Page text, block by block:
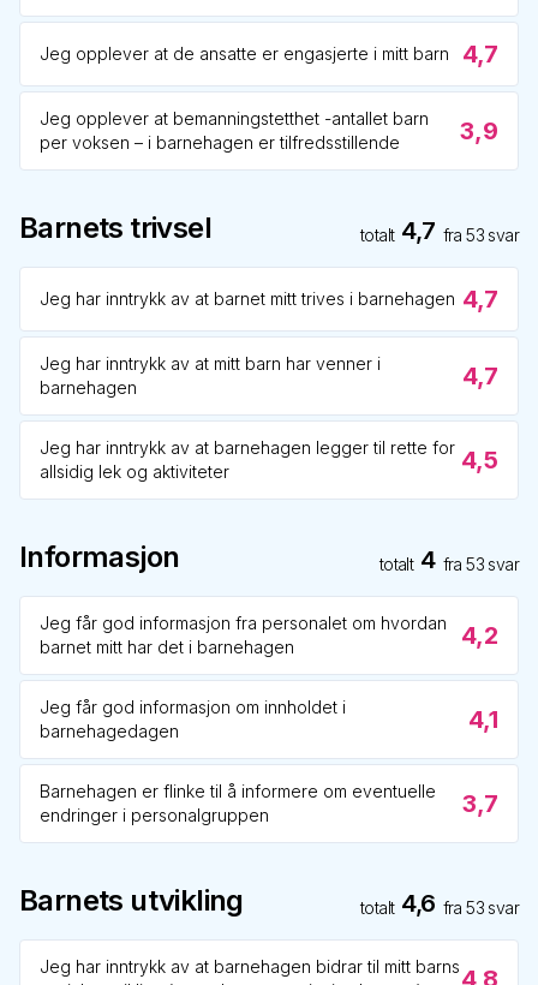
Jeg opplever at de ansatte er engasjerte i mitt barn 4,7
Jeg opplever at bemanningstetthet -antallet barn
per voksen – i barnehagen er tilfredsstillende
3,9
Barnets trivsel totalt 4,7 fra53 svar
Jeg har inntrykk av at barnet mitt trives i barnehagen 4,7
Jeg har inntrykk av at mitt barn har venner i
barnehagen
4,7
Jeg har inntrykk av at barnehagen legger til rette for
allsidig lek og aktiviteter
4,5
Informasjon totalt 4 fra53 svar
Jeg får god informasjon fra personalet om hvordan
barnet mitt har det i barnehagen
4,2
Jeg får god informasjon om innholdet i
barnehagedagen
4,1
Barnehagen er flinke til å informere om eventuelle
endringer i personalgruppen
3,7
Barnets utvikling totalt 4,6 fra53 svar
Jeg har inntrykk av at barnehagen bidrar til mitt barns4,8